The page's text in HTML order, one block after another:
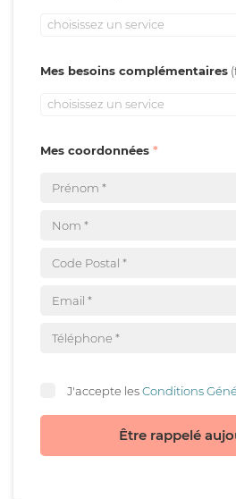
choisissez un service
Mes besoins complémentaires
choisissez un service
Mes coordonnées
J'accepte lesConditions
Être rappelé